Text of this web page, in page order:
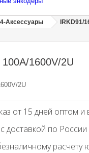
Аксессуары
IRKD91/
1600V/2U
2U
от 15 дней оптом и
доставкой по России
расчету